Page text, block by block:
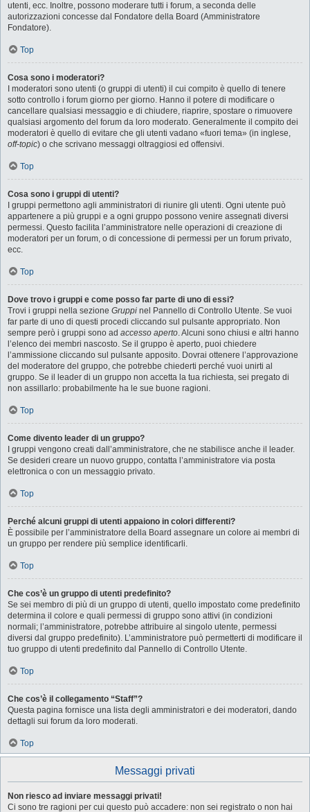
utenti, ecc. Inoltre, possono moderare tutti i forum, a seconda delle
autorizzazioni concesse dal Fondatore della Board (Amministratore
Fondatore).
Top
Cosa sono i moderatori?
I moderatori sono utenti (o gruppi di utenti) il cui compito è quello di tenere
sotto controllo i forum giorno per giorno. Hanno il potere di modificare o
cancellare qualsiasi messaggio e di chiudere, riaprire, spostare o rimuovere
qualsiasi argomento del forum da loro moderato. Generalmente il compito dei
moderatori è quello di evitare che gli utenti vadano «fuori tema» (in inglese,
off-topic) o che scrivano messaggi oltraggiosi ed offensivi.
Top
Cosa sono i gruppi di utenti?
I gruppi permettono agli amministratori di riunire gli utenti. Ogni utente può
appartenere a più gruppi e a ogni gruppo possono venire assegnati diversi
permessi. Questo facilita l’amministratore nelle operazioni di creazione di
moderatori per un forum, o di concessione di permessi per un forum privato,
ecc.
Top
Dove trovo i gruppi e come posso far parte di uno di essi?
Trovi i gruppi nella sezione Gruppi nel Pannello di Controllo Utente. Se vuoi
far parte di uno di questi procedi cliccando sul pulsante appropriato. Non
sempre però i gruppi sono ad accesso aperto. Alcuni sono chiusi e altri hanno
l’elenco dei membri nascosto. Se il gruppo è aperto, puoi chiedere
l’ammissione cliccando sul pulsante apposito. Dovrai ottenere l’approvazione
del moderatore del gruppo, che potrebbe chiederti perché vuoi unirti al
gruppo. Se il leader di un gruppo non accetta la tua richiesta, sei pregato di
non assillarlo: probabilmente ha le sue buone ragioni.
Top
Come divento leader di un gruppo?
I gruppi vengono creati dall’amministratore, che ne stabilisce anche il leader.
Se desideri creare un nuovo gruppo, contatta l’amministratore via posta
elettronica o con un messaggio privato.
Top
Perché alcuni gruppi di utenti appaiono in colori differenti?
È possibile per l’amministratore della Board assegnare un colore ai membri di
un gruppo per rendere più semplice identificarli.
Top
Che cos’è un gruppo di utenti predefinito?
Se sei membro di più di un gruppo di utenti, quello impostato come predefinito
determina il colore e quali permessi di gruppo sono attivi (in condizioni
normali; l’amministratore, potrebbe attribuire al singolo utente, permessi
diversi dal gruppo predefinito). L’amministratore può permetterti di modificare il
tuo gruppo di utenti predefinito dal Pannello di Controllo Utente.
Top
Che cos’è il collegamento “Staff”?
Questa pagina fornisce una lista degli amministratori e dei moderatori, dando
dettagli sui forum da loro moderati.
Top
Messaggi privati
Non riesco ad inviare messaggi privati!
Ci sono tre ragioni per cui questo può accadere: non sei registrato o non hai